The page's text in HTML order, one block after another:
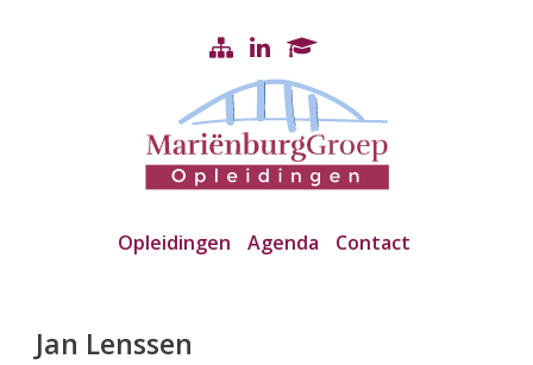
Opleidingen Agenda Contact
Jan Lenssen